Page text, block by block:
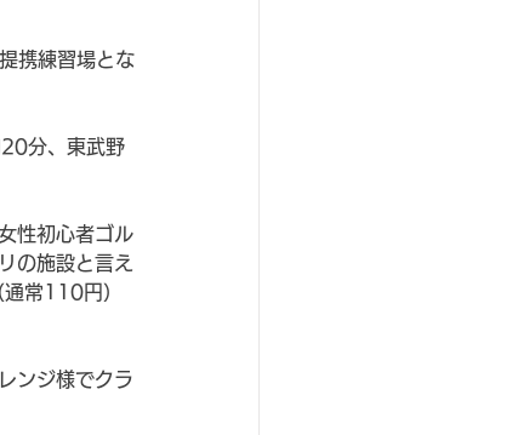
携練習場とな
20分、東武野
性初心者ゴル
の施設と言え
常110円）
ンジ様でクラ